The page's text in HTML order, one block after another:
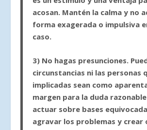
acosan. Mantén la calma y no
forma exagerada o impulsiva
caso.
3) No hagas presunciones.
circunstancias ni las personas
implicadas sean como
margen para la duda
actuar sobre bases
agravar los problemas y crear